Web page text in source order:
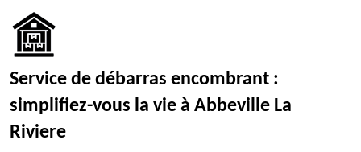
Service de débarras encombrant :
simplifiez-vous la vie à Abbeville La
Riviere